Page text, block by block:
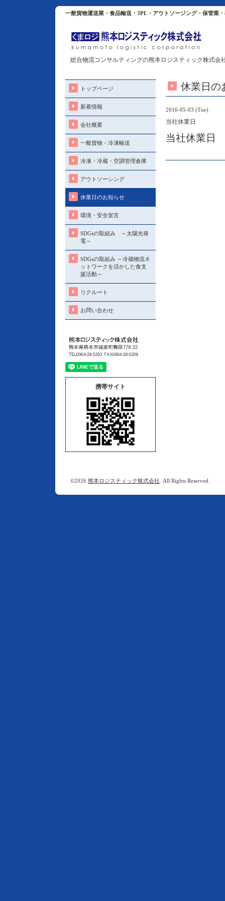
一般貨物運送業・食品輸送・3PL・アウトソージング・保管業
総合物流コンサルティングの熊本ロジスティック株式会
休業日の
2016-05-03 (Tue)
当社休業日
当社休業日
トップページ
新着情報
会社概要
一般貨物・冷凍輸送
冷凍・冷蔵・空調管理倉庫
アウトソーシング
休業日のお知らせ
環境・安全宣言
SDGsの取組み ～太陽光発
電～
SDGsの取組み ～冷蔵物流ネ
ットワークを活かした食支
援活動～
リクルート
お問い合わせ
携帯サイト
©2026 熊本ロジスティック株式会社 . All Rights Reserved.